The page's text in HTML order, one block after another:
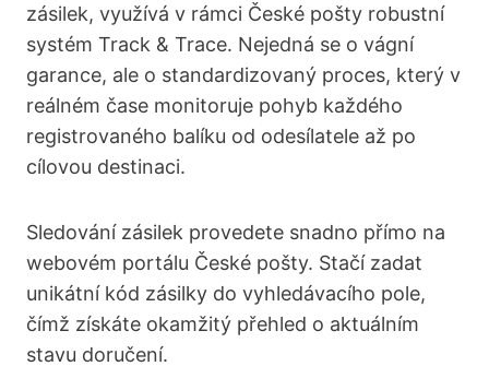
zásilek, využívá v rámci České pošty robustní
systém Track & Trace. Nejedná se o vágní
garance, ale o standardizovaný proces, který v
reálném čase monitoruje pohyb každého
registrovaného balíku od odesílatele až po
cílovou destinaci.
Sledování zásilek provedete snadno přímo na
webovém portálu České pošty. Stačí zadat
unikátní kód zásilky do vyhledávacího pole,
čímž získáte okamžitý přehled o aktuálním
stavu doručení.